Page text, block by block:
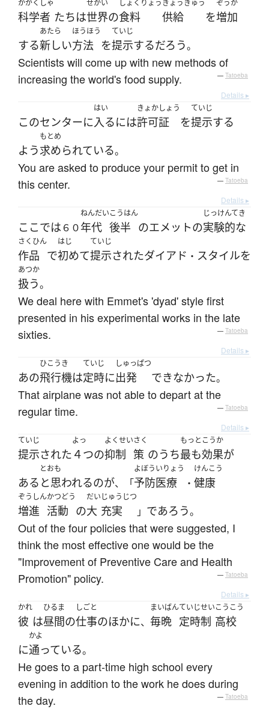
かがくしゃ
科学者 たちは
せかい
世界の
しょくりょう
食料
きょうきゅう
供給 を
ぞうか
増加
する
あたら
新しい
ほうほう
方法 を
ていじ
提示するだろう。
Scientists will come up with new methods of
increasing the world's food supply.
— Tatoeba
Details ▸
このセンターに
はい
入るには
きょかしょう
許可証 を
ていじ
提示する
よう
もとめ
求められている。
You are asked to produce your permit to get in
this center.
— Tatoeba
Details ▸
ここでは６０
ねんだい
年代
こうはん
後半 のエメットの
じっけんてき
実験的な
さくひん
作品 で
はじ
初めて
ていじ
提示されたダイアド ・ スタイルを
あつか
扱う。
We deal here with Emmet's 'dyad' style first
presented in his experimental works in the late
sixties.
— Tatoeba
Details ▸
あの
ひこうき
飛行機は
ていじ
定時に
しゅっぱつ
出発 できなかった。
That airplane was not able to depart at the
regular time.
— Tatoeba
Details ▸
ていじ
提示された
よっ
４つの
よくせい
抑制
さく
策 のうち
もっと
最も
こうか
効果が
ある
とおも
と思われるのが、「
よぼう
予防
いりょう
医療 ・
けんこう
健康
ぞうしん
増進
かつどう
活動 の
だい
大
じゅうじつ
充実 」 であろう。
Out of the four policies that were suggested, I
think the most effective one would be the
"Improvement of Preventive Care and Health
Promotion" policy.
— Tatoeba
Details ▸
かれ
彼 は
ひるま
昼間の
しごと
仕事のほかに、
まいばん
毎晩
ていじせい
定時制
こうこう
高校
に
かよ
通っている。
He goes to a part-time high school every
evening in addition to the work he does during
the day.
— Tatoeba